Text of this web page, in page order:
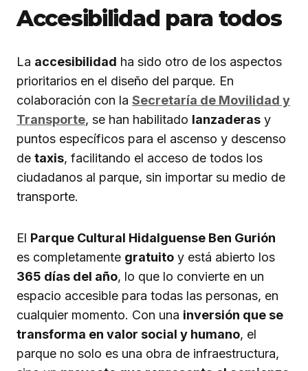
Accesibilidad para todos
La accesibilidad ha sido otro de los aspectos
prioritarios en el diseño del parque. En
colaboración con la Secretaría de Movilidad y
Transporte, se han habilitado lanzaderas y
puntos específicos para el ascenso y descenso
de taxis, facilitando el acceso de todos los
ciudadanos al parque, sin importar su medio de
transporte.
El Parque Cultural Hidalguense Ben Gurión
es completamente gratuito y está abierto los
365 días del año, lo que lo convierte en un
espacio accesible para todas las personas, en
cualquier momento. Con una inversión que se
transforma en valor social y humano, el
parque no solo es una obra de infraestructura,